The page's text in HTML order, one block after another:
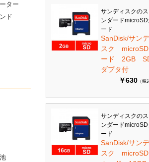
ター
ド
サンディスクの
ンダード
ード
SanDisk/サン
スク
ード 2GB
ダプタ付
￥630 （税
サンディスクの
ンダード
ード
SanDisk/サン
スク